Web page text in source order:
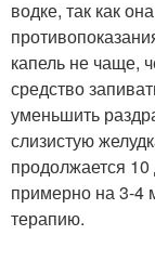
водке, так как
капель не чаще,
средство
уменьшить
слизистую
продолжается
примерно на 3-4
терапию.